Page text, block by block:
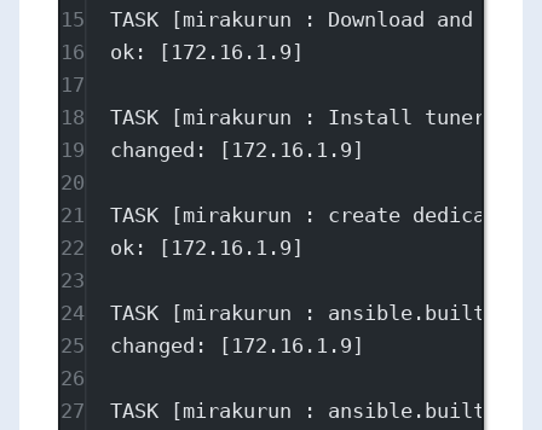
15
TASK [mirakurun : Download
16
ok: [172.16.1.9]
17
18
TASK [mirakurun : Install tuner
19
changed: [172.16.1.9]
20
21
TASK [mirakurun : create
22
ok: [172.16.1.9]
23
24
TASK [mirakurun :
25
changed: [172.16.1.9]
26
27
TASK [mirakurun :